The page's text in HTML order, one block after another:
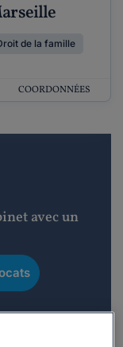
de la famille
COORDONNÉES
avec un